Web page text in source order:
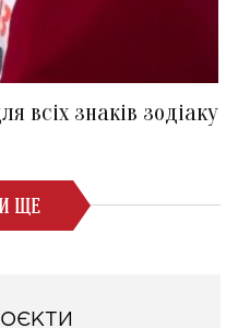
всіх знаків зодіаку
ЩЕ